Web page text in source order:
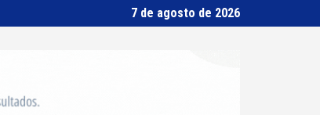
7 de agosto de 2026